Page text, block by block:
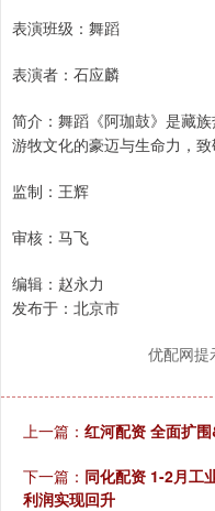
表演班级：舞蹈
表演者：石应麟
简介：舞蹈《阿珈鼓》是藏
游牧文化的豪迈与生命力，致
监制：王辉
审核：马飞
编辑：赵永力
发布于：北京市
优配网提
上一篇： 红河配资 全面扩
下一篇： 同化配资 1-2月工
利润实现回升